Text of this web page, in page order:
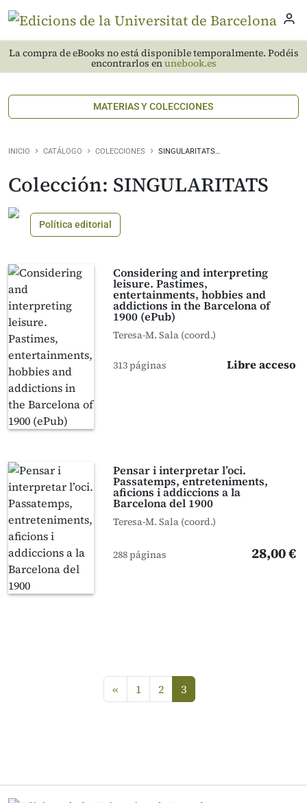
La compra de eBooks no está disponible temporalmente. Podéis
encontrarlos enunebook.es
MATERIAS Y COLECCIONES
INICIO CATÁLOGO COLECCIONES SINGULARITATS…
Colección: SINGULARITATS
Política editorial
Considering and interpreting
leisure. Pastimes,
entertainments, hobbies and
addictions in the Barcelona of
1900 (ePub)
Teresa-M. Sala (coord.)
313 páginas Libre acceso
Pensar i interpretar l’oci.
Passatemps, entreteniments,
aficions i addiccions a la
Barcelona del 1900
Teresa-M. Sala (coord.)
288 páginas 28,00 €
«Anterior
1 2
3